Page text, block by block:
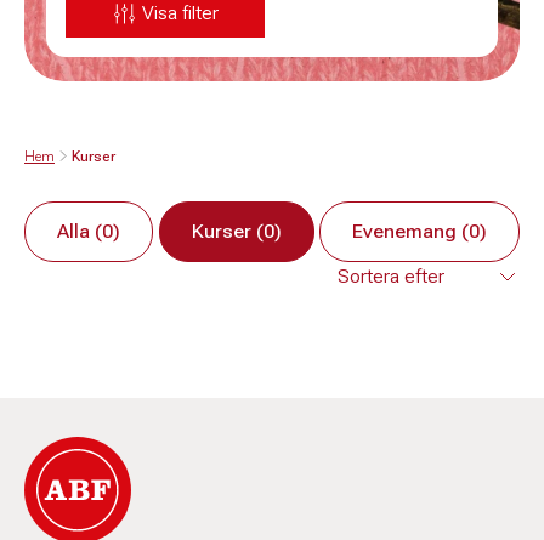
Visa filter
Hem Kurser
Alla (0) Kurser (0) Evenemang (0)